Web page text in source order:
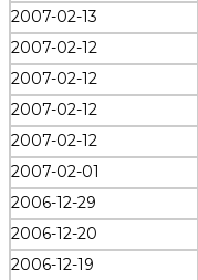
2007-02-13
2007-02-12
2007-02-12
2007-02-12
2007-02-12
2007-02-01
2006-12-29
2006-12-20
2006-12-19